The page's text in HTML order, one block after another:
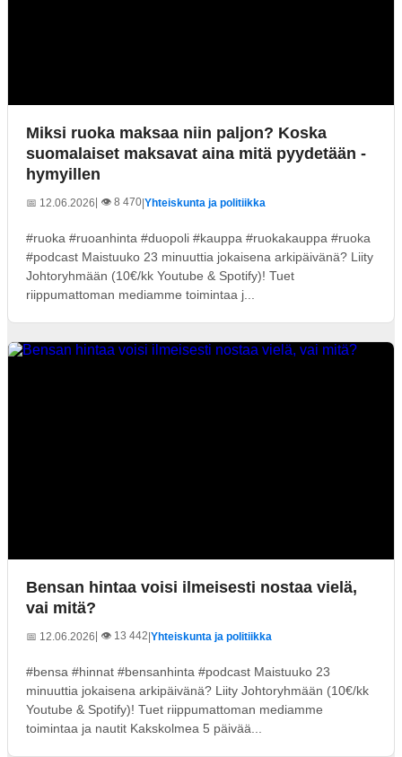
Miksi ruoka maksaa niin paljon? Koska
suomalaiset maksavat aina mitä pyydetään -
hymyillen
📅 12.06.2026| 👁️ 8 470 Yhteiskunta ja politiikka
#ruoka #ruoanhinta #duopoli #kauppa #ruokakauppa #ruoka
#podcast Maistuuko 23 minuuttia jokaisena arkipäivänä? Liity
Johtoryhmään (10€/kk Youtube & Spotify)! Tuet
riippumattoman mediamme toimintaa j...
Bensan hintaa voisi ilmeisesti nostaa vielä,
vai mitä?
📅 12.06.2026| 👁️ 13 442 Yhteiskunta ja politiikka
#bensa #hinnat #bensanhinta #podcast Maistuuko 23
minuuttia jokaisena arkipäivänä? Liity Johtoryhmään (10€/kk
Youtube & Spotify)! Tuet riippumattoman mediamme
toimintaa ja nautit Kakskolmea 5 päivää...